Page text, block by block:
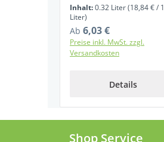
Inhalt:0.32 Liter(18,84 € / 1
Liter)
Regulärer Preis:
Ab 6,03 €
Preise inkl. MwSt. zzgl.
Versandkosten
Details
Shop Service